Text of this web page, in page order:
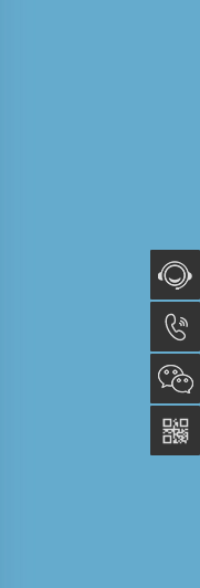
在线咨
询
0512-
5011